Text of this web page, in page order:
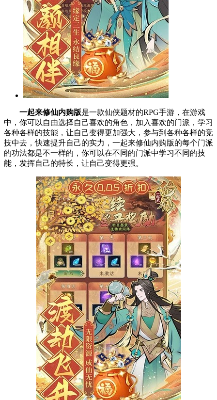
一起来修仙内购版是一款仙侠题材的RPG手游，在游戏
中，你可以自由选择自己喜欢的角色，加入喜欢的门派，学习
各种各样的技能，让自己变得更加强大，参与到各种各样的竞
技中去，快速提升自己的实力，一起来修仙内购版的每个门派
的功法都是不一样的，你可以在不同的门派中学习不同的技
能，发挥自己的特长，让自己变得更强。